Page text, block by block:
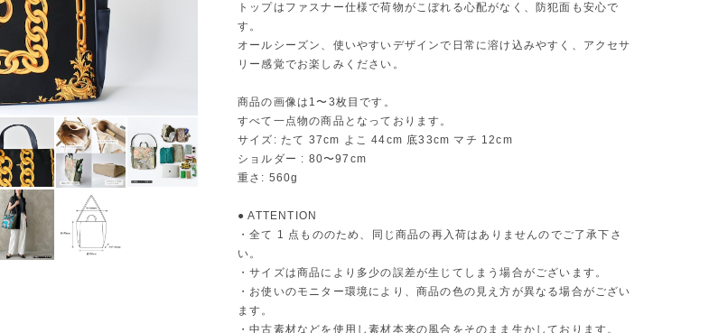
トップはファスナー仕様で荷物がこぼれる心配がなく、防犯面も安心で
す。
オールシーズン、使いやすいデザインで日常に溶け込みやすく、アクセサ
リー感覚でお楽しみください。
商品の画像は1〜3枚目です。
すべて一点物の商品となっております。
サイズ: たて 37cm よこ 44cm 底33cm マチ 12cm
ショルダー : 80〜97cm
重さ: 560g
● ATTENTION
・全て 1 点もののため、同じ商品の再入荷はありませんのでご了承下さ
い。
・サイズは商品により多少の誤差が生じてしまう場合がございます。
・お使いのモニター環境により、商品の色の見え方が異なる場合がござい
ます。
・中古素材などを使用し素材本来の風合をそのまま生かしております。